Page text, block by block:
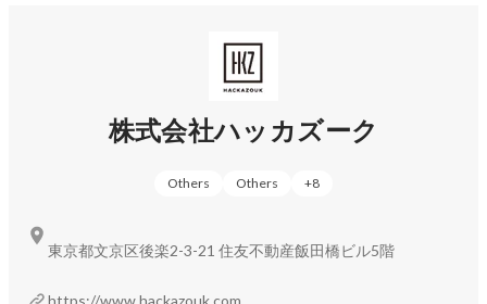
株式会社ハッカズーク
Others Others +8
東京都文京区後楽2-3-21 住友不動産飯田橋ビル5階